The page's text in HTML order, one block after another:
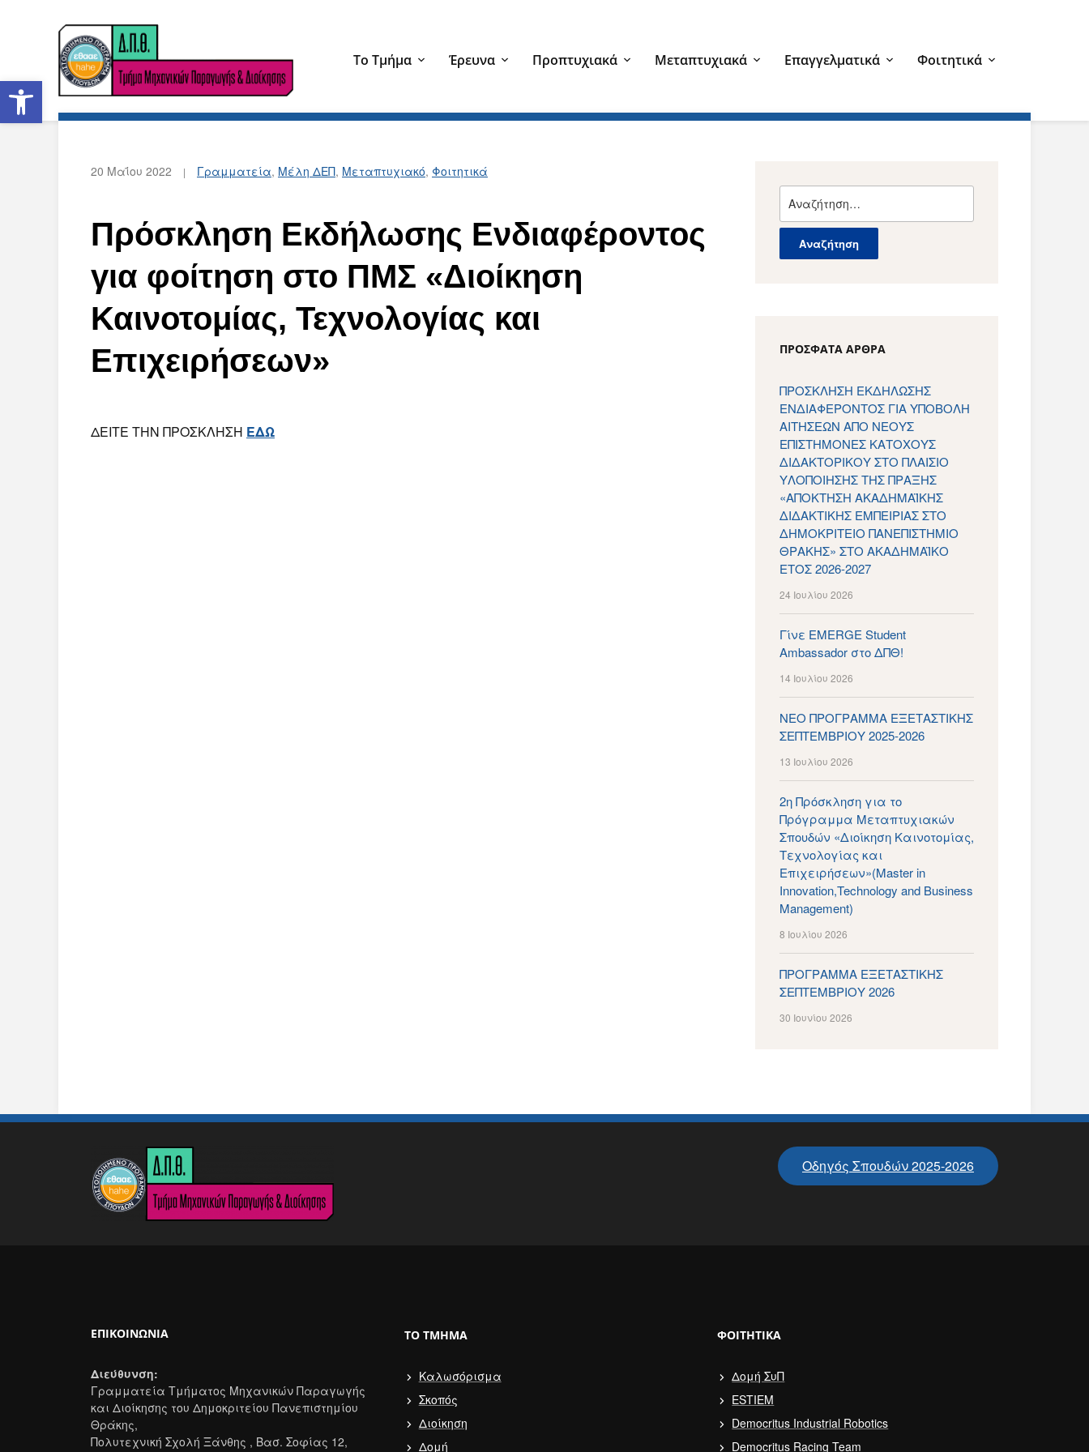
Ανοίξτε τη γραμμή εργαλείων
Το Τμήμα Έρευνα Προπτυχιακά Μεταπτυχιακά Επαγγελματικά Φοιτητικά
20 Μαΐου 2022 Γραμματεία, Μέλη ΔΕΠ, Μεταπτυχιακό, Φοιτητικά
Πρόσκληση Εκδήλωσης Ενδιαφέροντος
για φοίτηση στο ΠΜΣ «Διοίκηση
Καινοτομίας, Τεχνολογίας και
Επιχειρήσεων»
ΔΕΙΤΕ ΤΗΝ ΠΡΟΣΚΛΗΣΗ ΕΔΩ
για:
ΠΡΌΣΦΑΤΑ ΆΡΘΡΑ
ΠΡΟΣΚΛΗΣΗ ΕΚΔΗΛΩΣΗΣ
ΕΝΔΙΑΦΕΡΟΝΤΟΣ ΓΙΑ ΥΠΟΒΟΛΗ
ΑΙΤΗΣΕΩΝ ΑΠΟ ΝΕΟΥΣ
ΕΠΙΣΤΗΜΟΝΕΣ ΚΑΤΟΧΟΥΣ
ΔΙΔΑΚΤΟΡΙΚΟΥ ΣΤΟ ΠΛΑΙΣΙΟ
ΥΛΟΠΟΙΗΣΗΣ ΤΗΣ ΠΡΑΞΗΣ
«ΑΠΟΚΤΗΣΗ ΑΚΑΔΗΜΑΪΚΗΣ
ΔΙΔΑΚΤΙΚΗΣ ΕΜΠΕΙΡΙΑΣ ΣΤΟ
ΔΗΜΟΚΡΙΤΕΙΟ ΠΑΝΕΠΙΣΤΗΜΙΟ
ΘΡΑΚΗΣ» ΣΤΟ ΑΚΑΔΗΜΑΪΚΟ
ΕΤΟΣ 2026-2027
24 Ιουλίου 2026
Γίνε EMERGE Student
Ambassador στο ΔΠΘ!
14 Ιουλίου 2026
ΝΕΟ ΠΡΟΓΡΑΜΜΑ ΕΞΕΤΑΣΤΙΚΗΣ
ΣΕΠΤΕΜΒΡΙΟΥ 2025-2026
13 Ιουλίου 2026
2η Πρόσκληση για το
Πρόγραμμα Μεταπτυχιακών
Σπουδών «Διοίκηση Καινοτομίας,
Τεχνολογίας και
Επιχειρήσεων»(Master in
Innovation,Technology and Business
Management)
8 Ιουλίου 2026
ΠΡΟΓΡΑΜΜΑ ΕΞΕΤΑΣΤΙΚΗΣ
ΣΕΠΤΕΜΒΡΙΟΥ 2026
30 Ιουνίου 2026
Οδηγός Σπουδών 2025-2026
ΕΠΙΚΟΙΝΩΝΊΑ
Διεύθυνση:
Γραμματεία Τμήματος Μηχανικών Παραγωγής
και Διοίκησης του Δημοκριτείου Πανεπιστημίου
Θράκης,
Πολυτεχνική Σχολή Ξάνθης , Βασ. Σοφίας 12,
ΤΟ ΤΜΉΜΑ
Καλωσόρισμα
Σκοπός
Διοίκηση
Δομή
ΦΟΙΤΗΤΙΚΆ
Δομή ΣυΠ
ESTIEM
Democritus Industrial Robotics
Democritus Racing Team